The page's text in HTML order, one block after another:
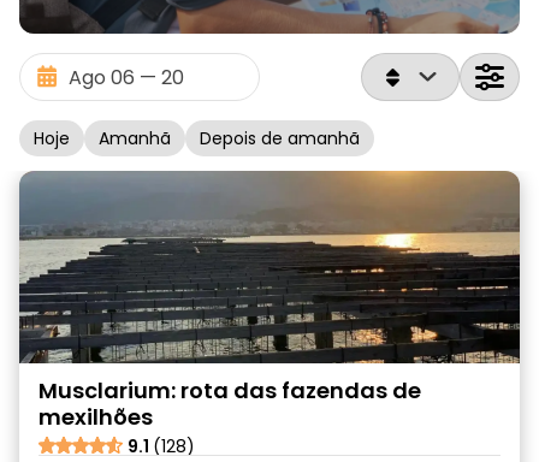
Hoje Amanhã Depois de amanhã
Musclarium: rota das fazendas de
mexilhões
9.1 (128)